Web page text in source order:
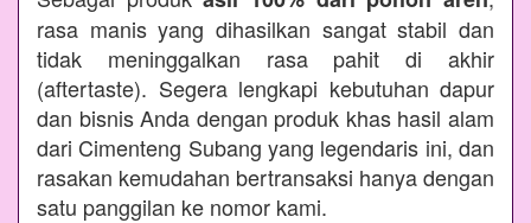
rasa manis yang dihasilkan sangat stabil dan
tidak meninggalkan rasa pahit di akhir
(aftertaste). Segera lengkapi kebutuhan dapur
dan bisnis Anda dengan produk khas hasil alam
dari Cimenteng Subang yang legendaris ini, dan
rasakan kemudahan bertransaksi hanya dengan
satu panggilan ke nomor kami.